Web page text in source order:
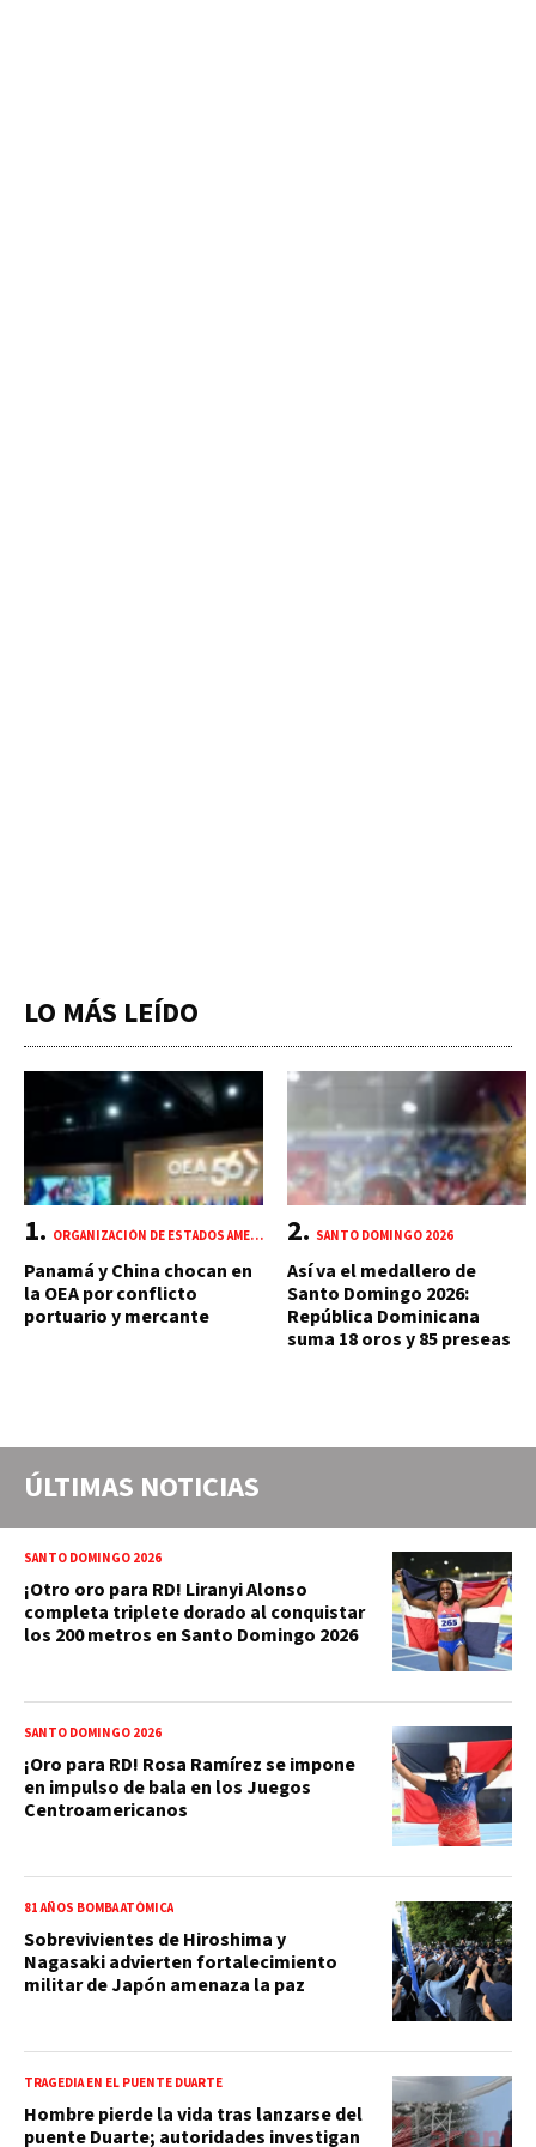
LO MÁS LEÍDO
ORGANIZACIÓN DE ESTADOS AMERICANOS (OEA)
Panamá y China chocan en
la OEA por conflicto
portuario y mercante
SANTO DOMINGO 2026
Así va el medallero de
Santo Domingo 2026:
República Dominicana
suma 18 oros y 85 preseas
ÚLTIMAS NOTICIAS
SANTO DOMINGO 2026
¡Otro oro para RD! Liranyi Alonso
completa triplete dorado al conquistar
los 200 metros en Santo Domingo 2026
SANTO DOMINGO 2026
¡Oro para RD! Rosa Ramírez se impone
en impulso de bala en los Juegos
Centroamericanos
81 AÑOS BOMBA ATÓMICA
Sobrevivientes de Hiroshima y
Nagasaki advierten fortalecimiento
militar de Japón amenaza la paz
TRAGEDIA EN EL PUENTE DUARTE
Hombre pierde la vida tras lanzarse del
puente Duarte; autoridades investigan